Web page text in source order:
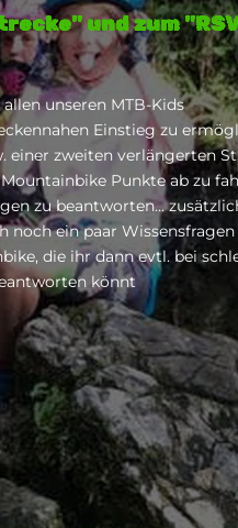
und zum
unseren MTB-Kids
Einstieg zu
einer zweiten verlängerten
Punkte ab zu
zu beantworten...
noch ein paar
die ihr dann evtl. bei
könnt